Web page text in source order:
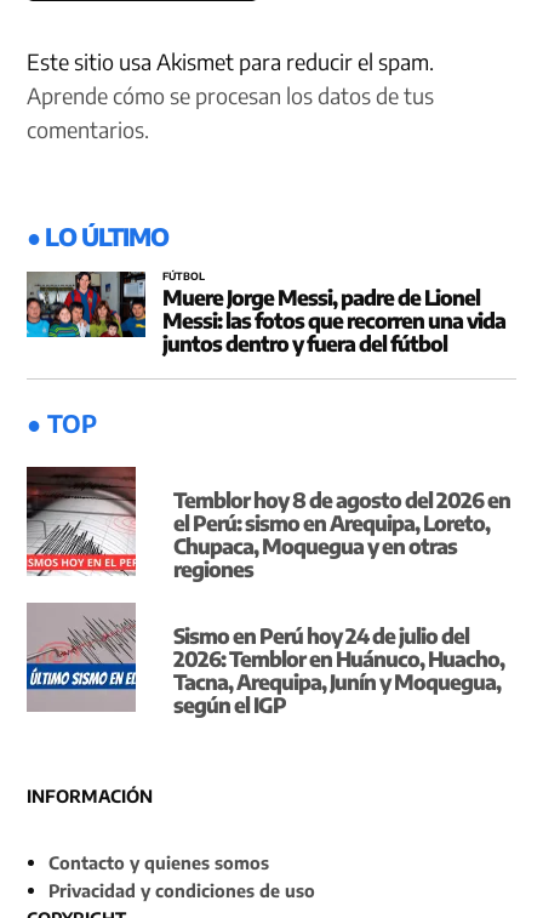
Este sitio usa Akismet para reducir el spam.
Aprende cómo se procesan los datos de tus
comentarios.
● LO ÚLTIMO
FÚTBOL
Muere Jorge Messi, padre de Lionel
Messi: las fotos que recorren una vida
juntos dentro y fuera del fútbol
● TOP
Temblor hoy 8 de agosto del 2026 en
el Perú: sismo en Arequipa, Loreto,
Chupaca, Moquegua y en otras
regiones
Sismo en Perú hoy 24 de julio del
2026: Temblor en Huánuco, Huacho,
Tacna, Arequipa, Junín y Moquegua,
según el IGP
INFORMACIÓN
Contacto y quienes somos
Privacidad y condiciones de uso